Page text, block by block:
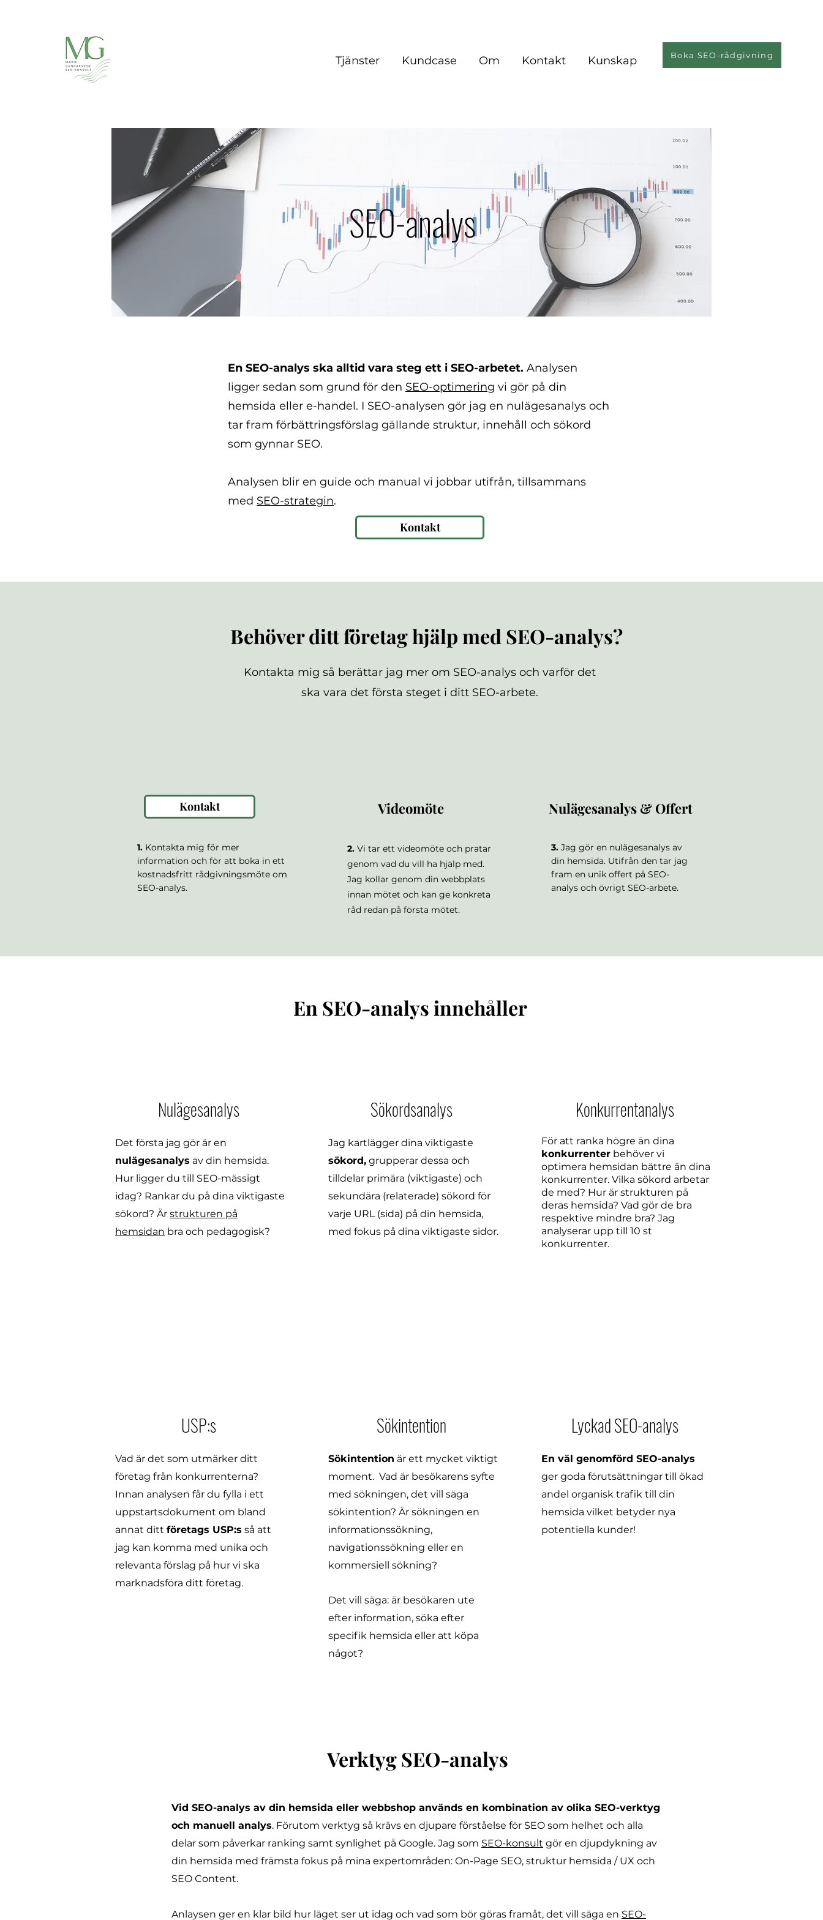
Tjänster Kundcase Om Kontakt Kunskap Boka SEO-rådgivning
SEO-analys
En SEO-analys ska alltid vara steg ett i SEO-arbetet. Analysen
ligger sedan som grund för den SEO-optimering vi gör på din
hemsida eller e-handel. I SEO-analysen gör jag en nulägesanalys och
tar fram förbättringsförslag gällande struktur, innehåll och sökord
som gynnar SEO.
Analysen blir en guide och manual vi jobbar utifrån, tillsammans
med SEO-strategin.
Kontakt
Behöver ditt företag hjälp med SEO-analys?
Kontakta mig så berättar jag mer om SEO-analys och varför det
ska vara det första steget i ditt SEO-arbete.
Kontakt
1. Kontakta mig för mer
information och för att boka in ett
kostnadsfritt rådgivningsmöte om
SEO-analys.
Videomöte
2. Vi tar ett videomöte och pratar
genom vad du vill ha hjälp med.
Jag kollar genom din webbplats
innan mötet och kan ge konkreta
råd redan på första mötet.
Nulägesanalys & Offert
3. Jag gör en nulägesanalys av
din hemsida. Utifrån den tar jag
fram en unik offert på SEO-
analys och övrigt SEO-arbete.
En SEO-analys innehåller
Nulägesanalys
Det första jag gör är en
nulägesanalys av din hemsida.
Hur ligger du till SEO-mässigt
idag? Rankar du på dina viktigaste
sökord? Är strukturen på
hemsidan bra och pedagogisk?
USP:s
Vad är det som utmärker ditt
företag från konkurrenterna?
Innan analysen får du fylla i ett
uppstartsdokument om bland
annat ditt företags USP:s så att
jag kan komma med unika och
relevanta förslag på hur vi ska
marknadsföra ditt företag.
Sökordsanalys
Jag kartlägger dina viktigaste
sökord, grupperar dessa och
tilldelar primära (viktigaste) och
sekundära (relaterade) sökord för
varje URL (sida) på din hemsida,
med fokus på dina viktigaste sidor.
Sökintention
Sökintention är ett mycket viktigt
moment. Vad är besökarens syfte
med sökningen, det vill säga
sökintention? Är sökningen en
informationssökning,
navigationssökning eller en
kommersiell sökning?
Det vill säga: är besökaren ute
efter information, söka efter
specifik hemsida eller att köpa
något?
Konkurrentanalys
För att ranka högre än dina
konkurrenter behöver vi
optimera hemsidan bättre än dina
konkurrenter. Vilka sökord arbetar
de med? Hur är strukturen på
deras hemsida? Vad gör de bra
respektive mindre bra? Jag
analyserar upp till 10 st
konkurrenter.
Lyckad SEO-analys
En väl genomförd SEO-analys
ger goda förutsättningar till ökad
andel organisk trafik till din
hemsida vilket betyder nya
potentiella kunder!
Verktyg SEO-analys
Vid SEO-analys av din hemsida eller webbshop används en kombination av olika SEO-verktyg
och manuell analys. Förutom verktyg så krävs en djupare förståelse för SEO som helhet och alla
delar som påverkar ranking samt synlighet på Google. Jag som SEO-konsult gör en djupdykning av
din hemsida med främsta fokus på mina expertområden: On-Page SEO, struktur hemsida / UX och
SEO Content.
Anlaysen ger en klar bild hur läget ser ut idag och vad som bör göras framåt, det vill säga en SEO-